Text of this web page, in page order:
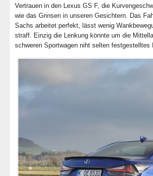
Vertrauen in den Lexus GS F, die
wie das Grinsen in unseren Gesichtern. Das
Sachs arbeitet perfekt, lässt wenig
straff. Einzig die Lenkung könnte um die
schweren Sportwagen niht selten festgestelltes